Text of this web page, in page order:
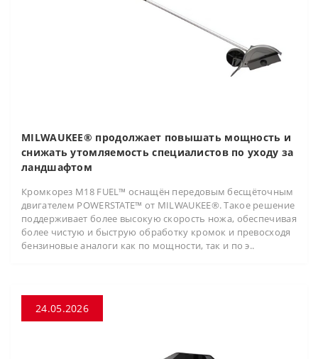
MILWAUKEE® продолжает повышать мощность и
снижать утомляемость специалистов по уходу за
ландшафтом
Кромкорез M18 FUEL™ оснащён передовым бесщёточным
двигателем POWERSTATE™ от MILWAUKEE®. Такое решение
поддерживает более высокую скорость ножа, обеспечивая
более чистую и быструю обработку кромок и превосходя
бензиновые аналоги как по мощности, так и по э..
24.05.2026